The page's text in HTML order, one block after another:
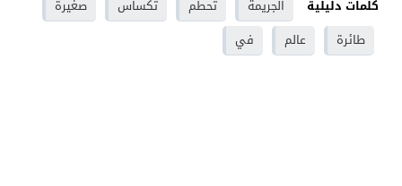
كلمات دليلية
الجريمة تحطم تكساس
صغيرة
طائرة
عالم في